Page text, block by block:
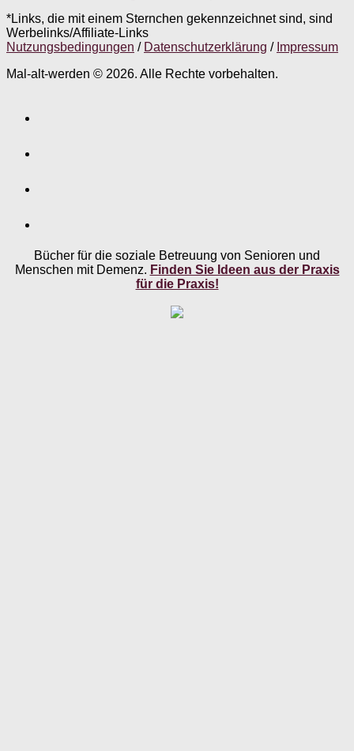
*Links, die mit einem Sternchen gekennzeichnet sind, sind
Werbelinks/Affiliate-Links
Nutzungsbedingungen / Datenschutzerklärung / Impressum
Mal-alt-werden © 2026. Alle Rechte vorbehalten.
Bücher für die soziale Betreuung von Senioren und
Menschen mit Demenz. Finden Sie Ideen aus der Praxis
für die Praxis!